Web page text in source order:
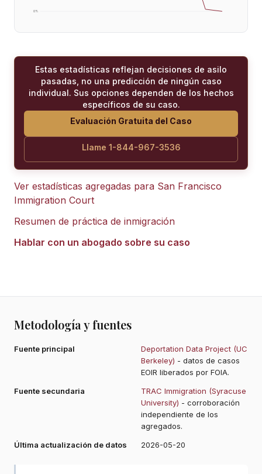
0%
Estas estadísticas reflejan decisiones de asilo
pasadas, no una predicción de ningún caso
individual. Sus opciones dependen de los hechos
específicos de su caso.
Evaluación Gratuita del Caso
Llame 1-844-967-3536
Ver estadísticas agregadas para San Francisco
Immigration Court
Resumen de práctica de inmigración
Hablar con un abogado sobre su caso
Metodología y fuentes
Fuente principal
Deportation Data Project (UC
Berkeley) - datos de casos
EOIR liberados por FOIA.
Fuente secundaria
TRAC Immigration (Syracuse
University) - corroboración
independiente de los
agregados.
Última actualización de datos
2026-05-20